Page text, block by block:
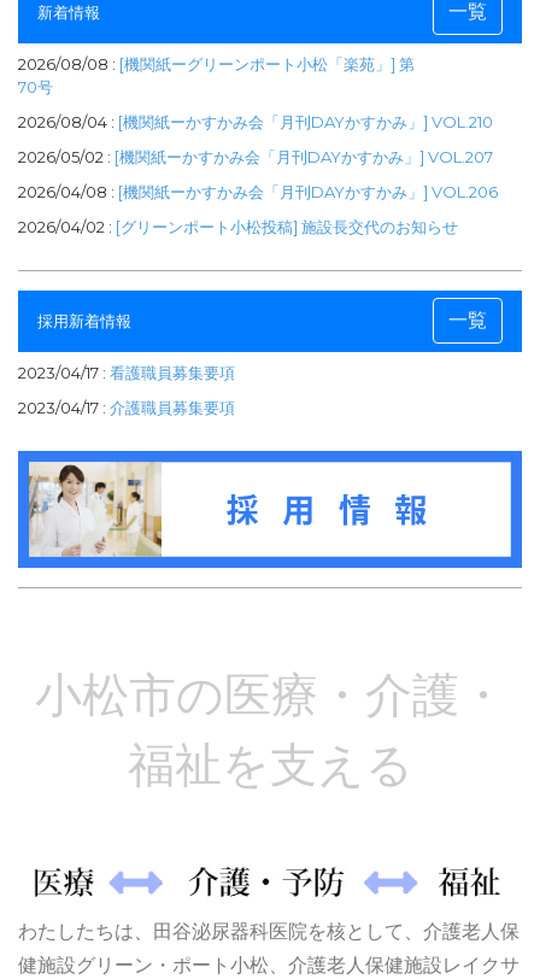
新着情報 一覧
2026/08/08 : [機関紙ーグリーンポート小松「楽苑」] 第
70号
2026/08/04 : [機関紙ーかすかみ会「月刊DAYかすかみ」] VOL.210
2026/05/02 : [機関紙ーかすかみ会「月刊DAYかすかみ」] VOL.207
2026/04/08 : [機関紙ーかすかみ会「月刊DAYかすかみ」] VOL.206
2026/04/02 : [グリーンポート小松投稿] 施設長交代のお知らせ
採用新着情報 一覧
2023/04/17 : 看護職員募集要項
2023/04/17 : 介護職員募集要項
小松市の医療・介護・
福祉を支える
わたしたちは、田谷泌尿器科医院を核として、介護老人保
健施設グリーン・ポート小松、介護老人保健施設レイクサ